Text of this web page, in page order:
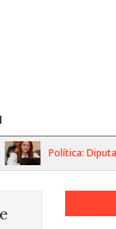
Política: Diputada